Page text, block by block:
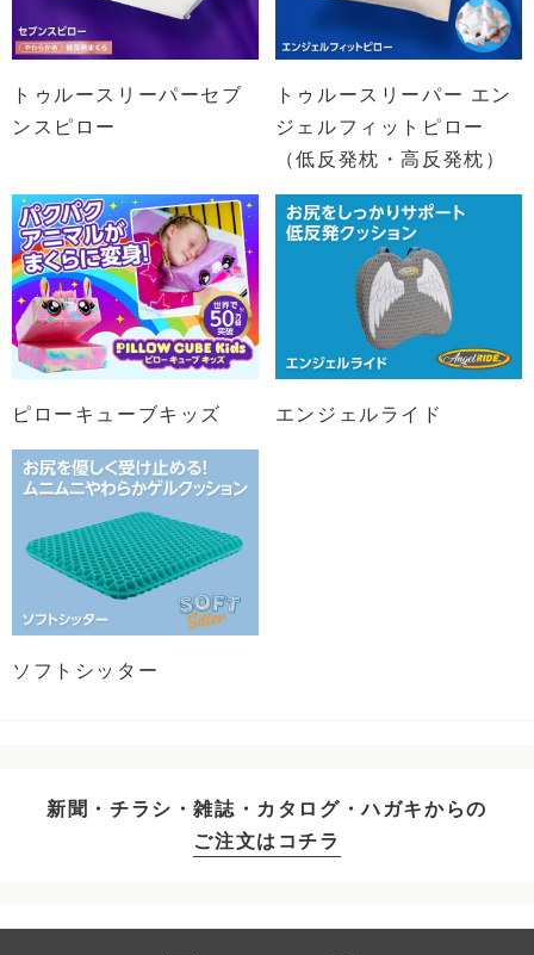
トゥルースリーパーセブ
ンスピロー
トゥルースリーパー エン
ジェルフィットピロー
（低反発枕・高反発枕）
ピローキューブキッズ エンジェルライド
ソフトシッター
新聞・チラシ・雑誌・カタログ・ハガキからの
ご注文はコチラ